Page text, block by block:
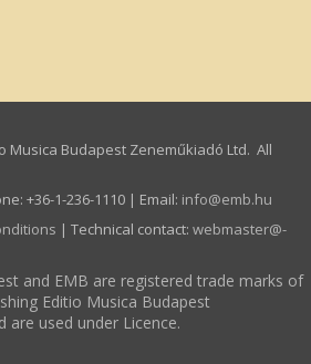
Musica Budapest Zeneműkiadó Ltd. All
+36-1-236-1110 | Email: info­@­emb.hu
| Technical contact: webmaster­@­
and EMB are registered trade marks of
Editio Musica Budapest
are used under Licence.